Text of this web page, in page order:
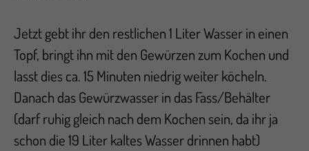
Jetzt gebt ihr den restlichen 1 Liter Wasser in einen
Topf, bringt ihn mit den Gewürzen zum Kochen und
lasst dies ca. 15 Minuten niedrig weiter köcheln.
Danach das Gewürzwasser in das Fass/Behälter
(darf ruhig gleich nach dem Kochen sein, da ihr ja
schon die 19 Liter kaltes Wasser drinnen habt)